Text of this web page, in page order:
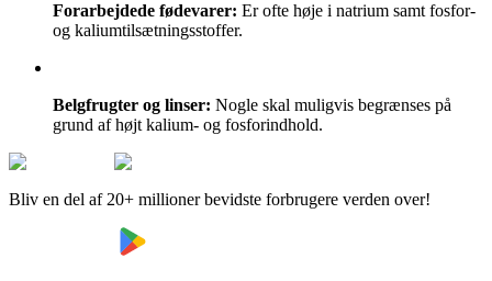
Forarbejdede fødevarer: Er ofte høje i natrium samt fosfor-
og kaliumtilsætningsstoffer.
Belgfrugter og linser: Nogle skal muligvis begrænses på
grund af højt kalium- og fosforindhold.
Bliv en del af 20+ millioner bevidste forbrugere verden over!